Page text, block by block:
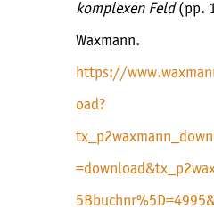
komplexen Feld(pp.
Waxmann.
https://
oad?